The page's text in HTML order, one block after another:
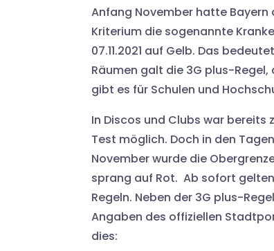
Anfang November hatte
Kriterium die sogenannte
07.11.2021 auf Gelb. Das
Räumen galt die 3G plus-
gibt es für Schulen und
In Discos und Clubs war
Test möglich. Doch in den
November wurde die
sprang auf Rot. Ab sofort
Regeln. Neben der 3G plus-
Angaben des offiziellen
dies: